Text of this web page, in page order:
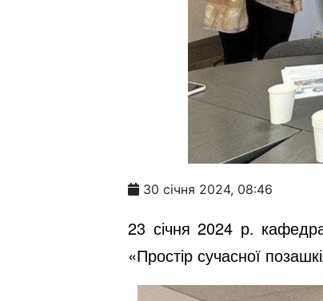
30 січня 2024, 08:46
23 січня 2024 р.
«Простір сучасної